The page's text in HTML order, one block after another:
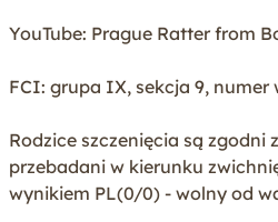
Tak Mikrochip
Kastracja / sterylizacja
Tak Odrobaczenie
Zbadany profil DNA
YouTube: Prague Ratter from
FCI: grupa IX, sekcja 9, numer
Rodzice szczenięcia są zgodni
przebadani w kierunku
wynikiem PL(0/0) - wolny od